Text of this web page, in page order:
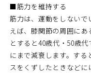
■筋力を維持する
筋力は、運動をしないで
えば、膝関節の周囲に
とすると40歳代・50歳
にまで減衰します。す
スをくずしたときなど